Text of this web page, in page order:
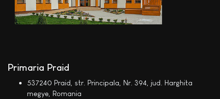
Primaria Praid
537240 Praid, str. Principala, Nr. 394, jud. Harghita
megye, Romania